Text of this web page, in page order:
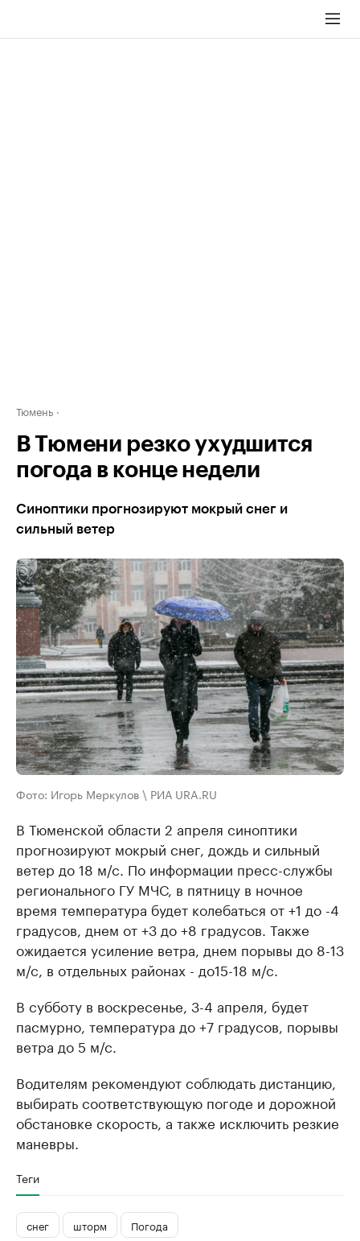
Тюмень
В Тюмени резко ухудшится
погода в конце недели
Синоптики прогнозируют мокрый снег и
сильный ветер
Фото: Игорь Меркулов \ РИА URA.RU
В Тюменской области 2 апреля синоптики
прогнозируют мокрый снег, дождь и сильный
ветер до 18 м/с. По информации пресс-службы
регионального ГУ МЧС, в пятницу в ночное
время температура будет колебаться от +1 до -4
градусов, днем от +3 до +8 градусов. Также
ожидается усиление ветра, днем порывы до 8-13
м/с, в отдельных районах - до15-18 м/с.
В субботу в воскресенье, 3-4 апреля, будет
пасмурно, температура до +7 градусов, порывы
ветра до 5 м/с.
Водителям рекомендуют соблюдать дистанцию,
выбирать соответствующую погоде и дорожной
обстановке скорость, а также исключить резкие
маневры.
Теги
снег шторм Погода